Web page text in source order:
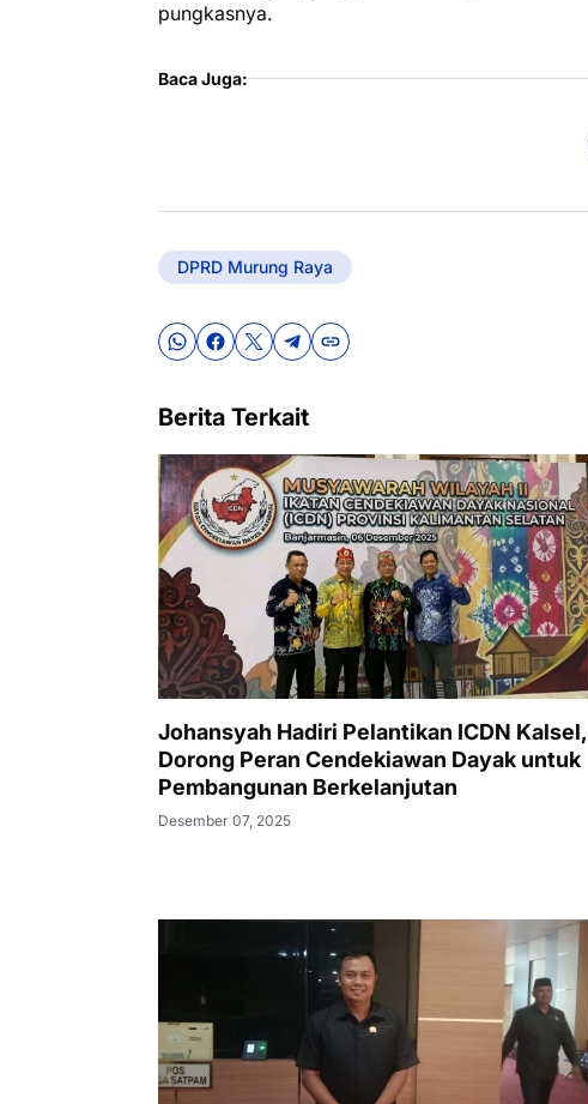
pungkasnya.
Baca Juga:
DPRD Murung Raya
Berita Terkait
Johansyah Hadiri Pelantikan ICDN Kalsel,
Dorong Peran Cendekiawan Dayak untuk
Pembangunan Berkelanjutan
Desember 07, 2025